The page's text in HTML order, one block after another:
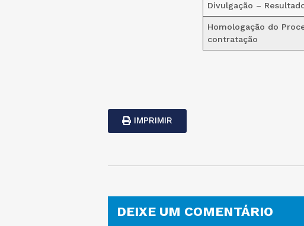
Divulgação –
Homologação do
contratação
IMPRIMIR
DEIXE UM COMENTÁRIO